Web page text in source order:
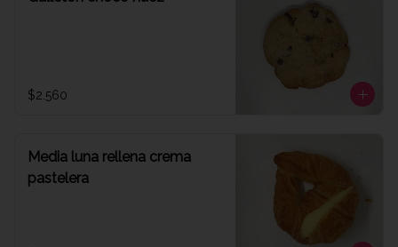
$2.560
Media luna rellena crema
pastelera